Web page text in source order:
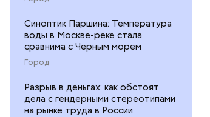
Синоптик Паршина: Температура
воды в Москве-реке стала
сравнима с Черным морем
Город
Разрыв в деньгах: как обстоят
дела с гендерными стереотипами
на рынке труда в России